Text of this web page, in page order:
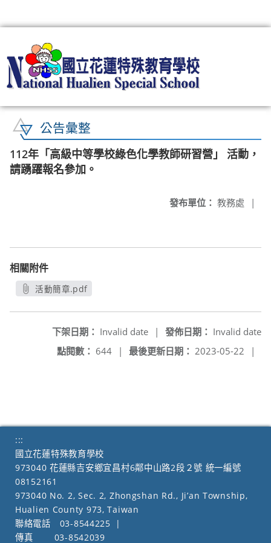
公告彙整
112年「高級中等學校綠色化學教師研習營」 活動，
請踴躍報名參加。
發布單位： 教務處 |
相關附件
活動簡章.pdf
發佈日期： Invalid date
下架日期： Invalid date
|
最後更新日期： 2023-05-22 |
點閱數： 644 |
:::
國立花蓮特殊教育學校
973040 花蓮縣吉安鄉宜昌村6鄰中山路2段２號 統一編號
08152161
973040 No. 2, Sec. 2, Zhongshan Rd., Ji’an Township,
Hualien County 973, Taiwan
聯絡電話
03-8544225
|
傳真
03-8542039